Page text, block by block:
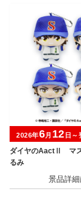
ダイヤのAactⅡ マ
るみ
2026年6月 12 日～